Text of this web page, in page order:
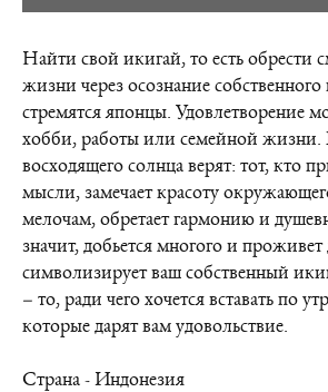
Найти свой икигай, то есть обрести
жизни через осознание собственного
стремятся японцы. Удовлетворение
хобби, работы или семейной жизни.
восходящего солнца верят: тот, кто
мысли, замечает красоту
мелочам, обретает гармонию и
значит, добьется многого и
символизирует ваш собственный
– то, ради чего хочется вставать по
которые дарят вам удовольствие.
Страна - Индонезия